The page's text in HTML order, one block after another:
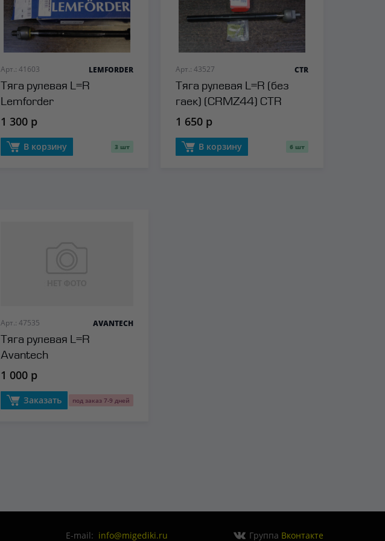
Арт.: 41603
Тяга рулевая L=R
Lemforder
LEMFORDER
1 300 р
В корзину 3 шт
Арт.: 43527
Тяга рулевая L=R (без
гаек) (CRMZ44) CTR
CTR
1 650 р
В корзину 6 шт
Арт.: 47535
Тяга рулевая L=R
Avantech
AVANTECH
1 000 р
Заказать под заказ 7-9 дней
E-mail: info@migediki.ru Группа Вконтакте